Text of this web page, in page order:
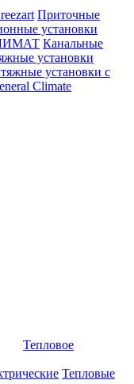
Приточные
установки
Канальные
установки
установки с
Climate
Тепловое
Тепловые